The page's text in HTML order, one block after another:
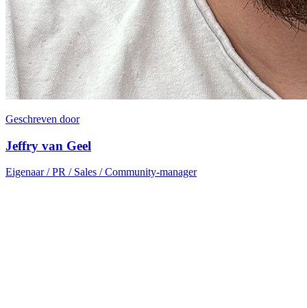
Geschreven door
Jeffry van Geel
Eigenaar / PR / Sales / Community-manager